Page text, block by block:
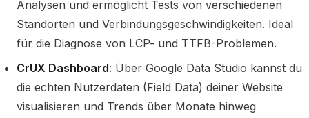
Analysen und ermöglicht Tests von verschiedenen
Standorten und Verbindungsgeschwindigkeiten. Ideal
für die Diagnose von LCP- und TTFB-Problemen.
CrUX Dashboard: Über Google Data Studio kannst du
die echten Nutzerdaten (Field Data) deiner Website
visualisieren und Trends über Monate hinweg